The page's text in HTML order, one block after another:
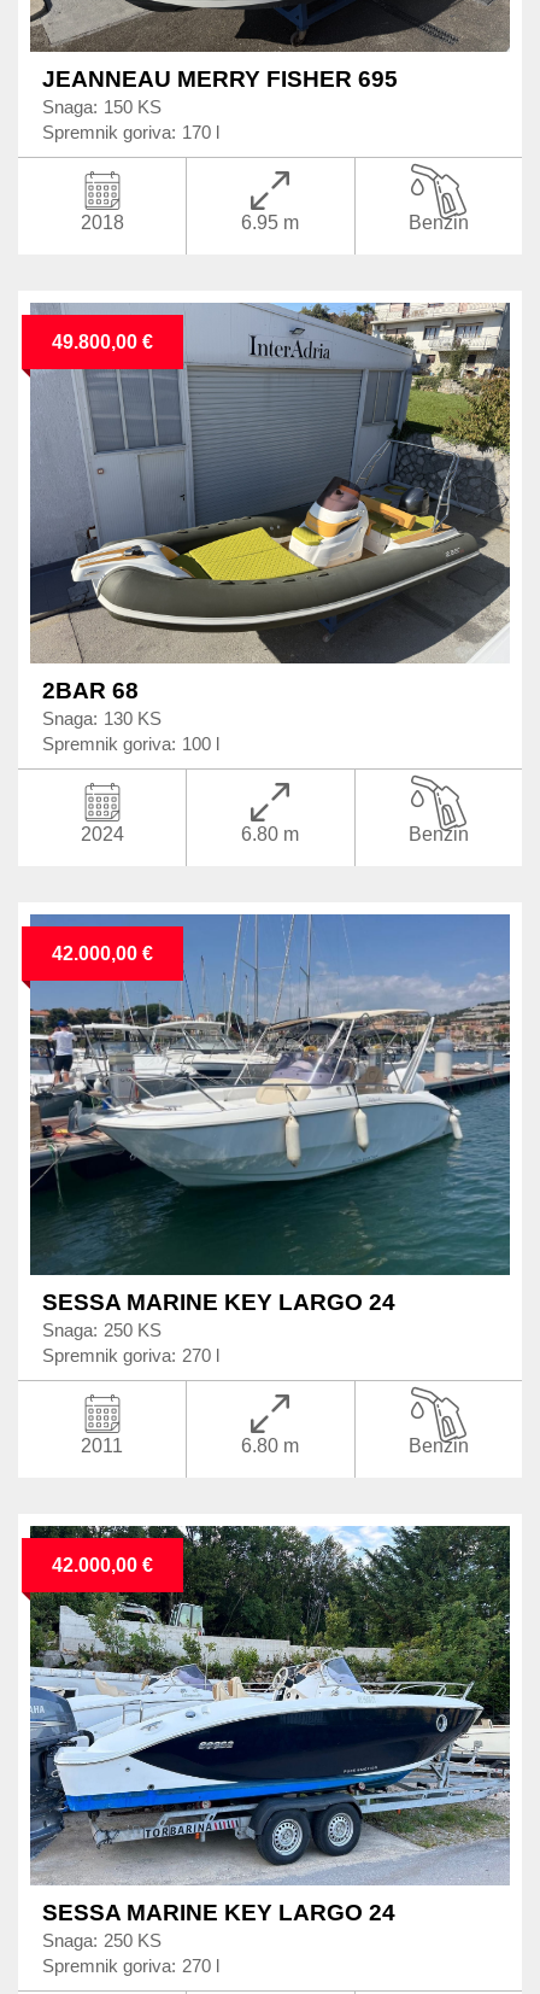
JEANNEAU MERRY FISHER 695
Snaga: 150 KS
Spremnik goriva: 170 l
2018 6.95 m Benzin
49.800,00 €
2BAR 68
Snaga: 130 KS
Spremnik goriva: 100 l
2024 6.80 m Benzin
42.000,00 €
SESSA MARINE KEY LARGO 24
Snaga: 250 KS
Spremnik goriva: 270 l
2011 6.80 m Benzin
42.000,00 €
SESSA MARINE KEY LARGO 24
Snaga: 250 KS
Spremnik goriva: 270 l